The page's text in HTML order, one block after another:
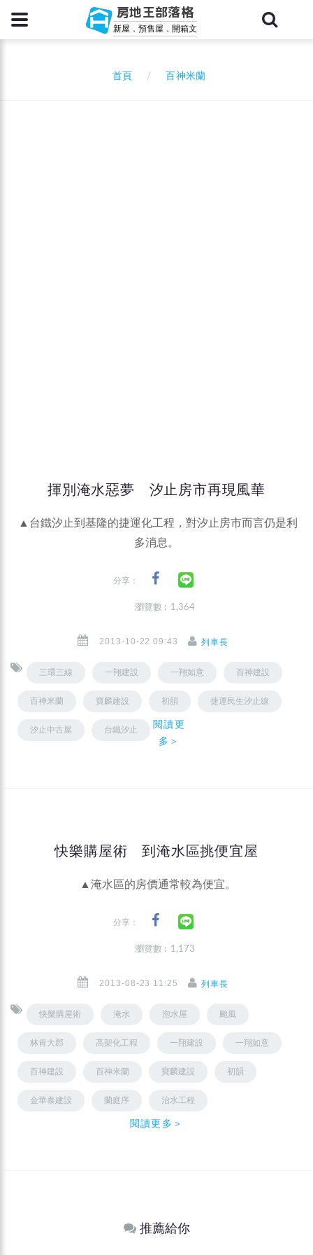
房地王部落格
新屋．預售屋．開箱文
首頁 百神米蘭
揮別淹水惡夢 汐止房市再現風華
▲台鐵汐止到基隆的捷運化工程，對汐止房市而言仍是利
多消息。
分享：
瀏覽數 : 1,364
2013-10-22 09:43 列車長
三環三線 一翔建設 一翔如意 百神建設
百神米蘭 寶麟建設 初韻 捷運民生汐止線
汐止中古屋 台鐵汐止
閱讀更
多＞
快樂購屋術 到淹水區挑便宜屋
▲淹水區的房價通常較為便宜。
分享：
瀏覽數 : 1,173
2013-08-23 11:25 列車長
快樂購屋術 淹水 泡水屋 颱風
林肯大郡 高架化工程 一翔建設 一翔如意
百神建設 百神米蘭 寶麟建設 初韻
金華泰建設 蘭庭序 治水工程
閱讀更多＞
推薦給你